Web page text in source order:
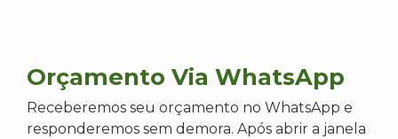
Orçamento Via WhatsApp
Receberemos seu orçamento no WhatsApp e
responderemos sem demora. Após abrir a janela